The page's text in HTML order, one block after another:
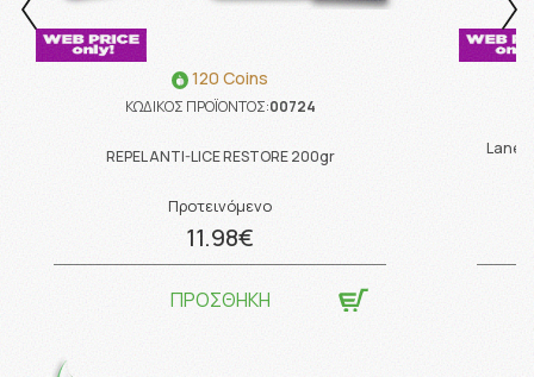
120 Coins
ΚΩΔΙΚΟΣ ΠΡΟΪΟΝΤΟΣ:00724
REPEL ANTI-LICE RESTORE 200gr
Προτεινόμενο
11.98€
ΠΡΟΣΘΗΚΗ
Lanes